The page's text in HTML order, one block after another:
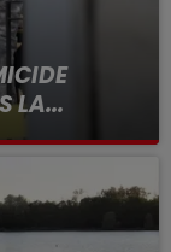
LA...
servait